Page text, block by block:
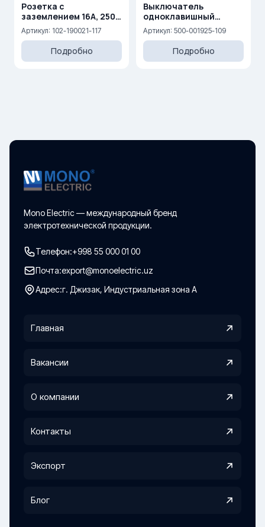
Розетка с
заземлением 16A, 250
V
Артикул: 102-190021-117
Подробно
Выключатель
одноклавишный
проходной 10AX, 250 V
Артикул: 500-001925-109
Подробно
Mono Electric — международный бренд
электротехнической продукции.
Телефон:+998 55 000 01 00
Почта:export@monoelectric.uz
Адрес:г. Джизак, Индустриальная зона А
Главная
Вакансии
О компании
Контакты
Экспорт
Блог